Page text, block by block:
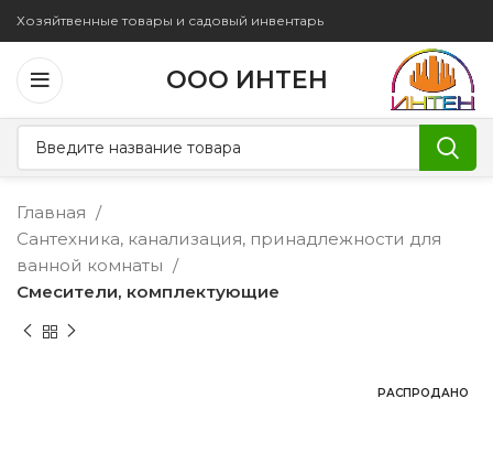
Хозяйтвенные товары и садовый инвентарь
ООО ИНТЕН
Главная
Сантехника, канализация, принадлежности для
ванной комнаты
Смесители, комплектующие
РАСПРОДАНО